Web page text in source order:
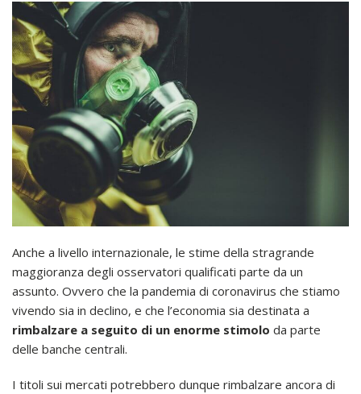
Anche a livello internazionale, le stime della stragrande
maggioranza degli osservatori qualificati parte da un
assunto. Ovvero che la pandemia di coronavirus che stiamo
vivendo sia in declino, e che l’economia sia destinata a
rimbalzare a seguito di un enorme stimolo da parte
delle banche centrali.
I titoli sui mercati potrebbero dunque rimbalzare ancora di